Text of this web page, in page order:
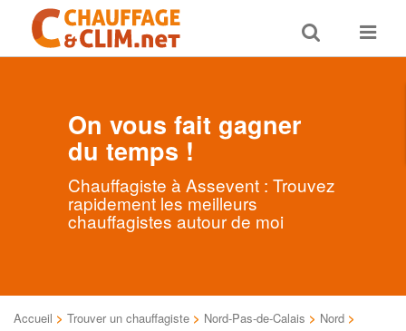
Toggle
search
Toggle
On vous fait gagner
du temps !
Chauffagiste à Assevent : Trouvez
rapidement les meilleurs
chauffagistes autour de moi
Accueil > Trouver un chauffagiste > Nord-Pas-de-Calais > Nord >